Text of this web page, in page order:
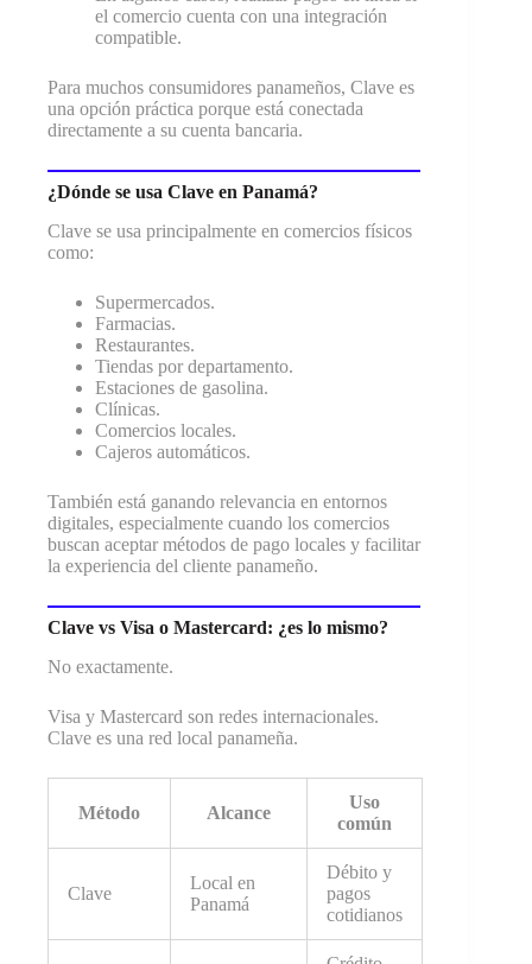
el comercio cuenta con una integración
compatible.
Para muchos consumidores panameños, Clave es
una opción práctica porque está conectada
directamente a su cuenta bancaria.
¿Dónde se usa Clave en Panamá?
Clave se usa principalmente en comercios físicos
como:
Supermercados.
Farmacias.
Restaurantes.
Tiendas por departamento.
Estaciones de gasolina.
Clínicas.
Comercios locales.
Cajeros automáticos.
También está ganando relevancia en entornos
digitales, especialmente cuando los comercios
buscan aceptar métodos de pago locales y facilitar
la experiencia del cliente panameño.
Clave vs Visa o Mastercard: ¿es lo mismo?
No exactamente.
Visa y Mastercard son redes internacionales.
Clave es una red local panameña.
Método Alcance
Uso
común
Clave
Local en
Panamá
Débito y
pagos
cotidianos